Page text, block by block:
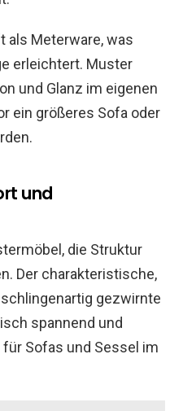
als Meterware, was
erleichtert. Muster
und Glanz im eigenen
ein größeres Sofa oder
und
die Struktur
Der charakteristische,
gezwirnte
spannend und
Sofas und Sessel im